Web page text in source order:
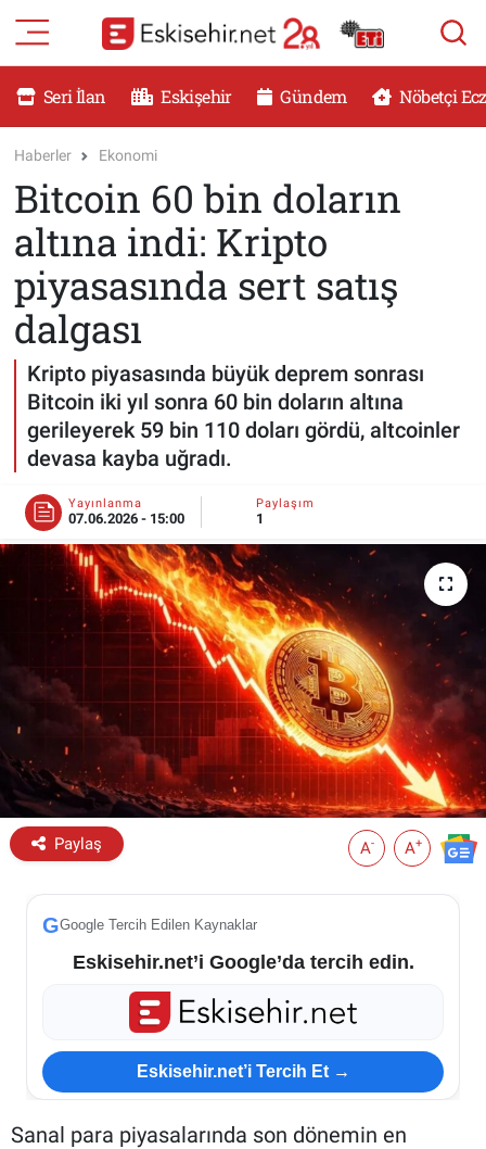
Seri İlan Eskişehir Gündem Nöbetçi
Haberler Ekonomi
Bitcoin 60 bin doların
altına indi: Kripto
piyasasında sert satış
dalgası
Kripto piyasasında büyük deprem sonrası
Bitcoin iki yıl sonra 60 bin doların altına
gerileyerek 59 bin 110 doları gördü, altcoinler
devasa kayba uğradı.
Yayınlanma
07.06.2026 - 15:00
Paylaşım
1
Paylaş A- A+
GGoogle Tercih Edilen Kaynaklar
Eskisehir.net’i Google’da tercih edin.
Eskisehir.net’i Tercih Et →
Sanal para piyasalarında son dönemin en
RESMİ İLANLAR
DÜNYA
SAĞLIK
MAGAZİN
KADIN
TEKNOLOJİ
YEMEK
ESKİŞEHİR NÖBETÇİ ECZANELER
Eskişehir Haber İçerikleri
Eskişehir Hava Durumu
Eskişehir Tramvay Saatleri
Eskişehir Otobüs Saatleri
Eskişehir Nöbetçi Eczaneler
Eskişehir Namaz Vakitleri
Eskişehir Trafik Yoğunluk Haritası
Süper Lig Puan Durumu ve Fikstür
Tüm Manşetler
Son Dakika Haberleri
Haber Arşivi